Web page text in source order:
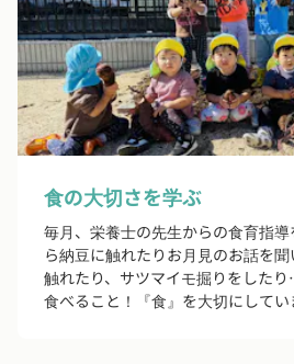
食の大切さを学ぶ
毎月、栄養士の先生からの食育指
ら納豆に触れたりお月見のお話を
触れたり、サツマイモ掘りをした
食べること！『食』を大切にしてい